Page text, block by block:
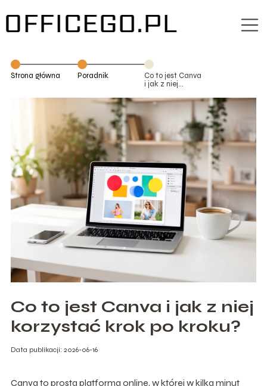
Strona główna Poradnik
Co to jest Canva
i jak z niej
po kroku?
Co to jest Canva i jak z niej
korzystać krok po kroku?
Data publikacji: 2026-06-16
Canva to prosta platforma online, w której w kilka minut